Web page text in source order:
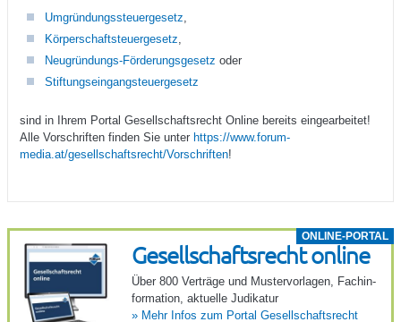
Umgründungssteuergesetz
Körperschaftsteuergesetz
Neugründungs-Förderungsgesetz oder
Stiftungseingangsteuergesetz
sind in Ihrem Portal Gesellschaftsrecht Online bereits eingearbeitet!
Alle Vorschriften finden Sie unter https://www.forum-
media.at/gesellschaftsrecht/Vorschriften!
ONLINE-PORTAL
Gesell­schafts­recht online
Über 800 Verträge und Muster­vor­lagen, Fach­in­
for­ma­tion, aktu­elle Judi­katur
»Mehr Infos zum Portal Gesell­schafts­recht